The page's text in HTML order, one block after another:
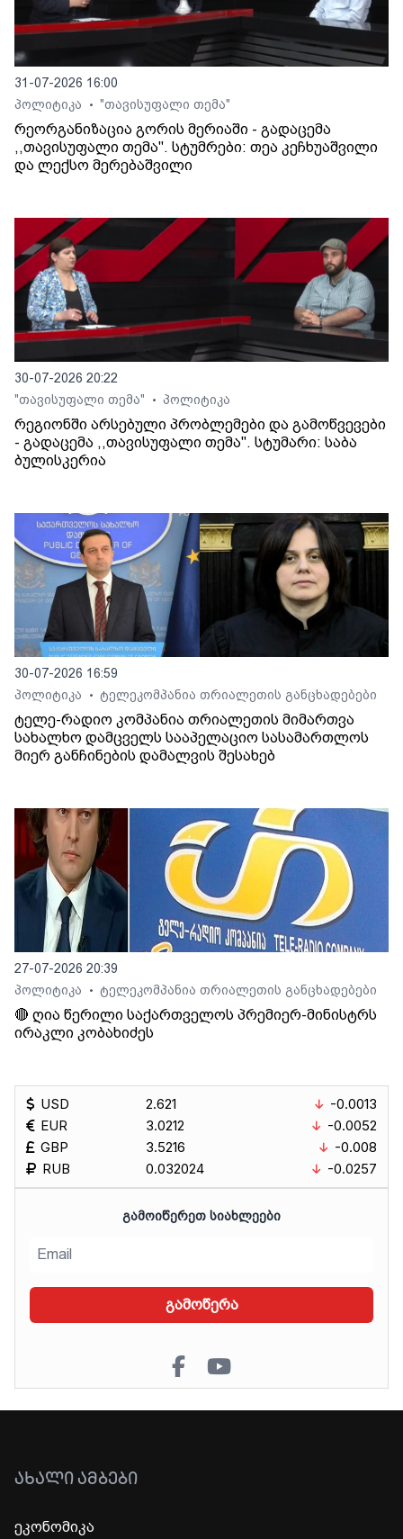
31-07-2026 16:00
პოლიტიკა
• "თავისუფალი თემა"
რეორგანიზაცია გორის მერიაში - გადაცემა
,,თავისუფალი თემა". სტუმრები: თეა კეჩხუაშვილი
და ლექსო მერებაშვილი
30-07-2026 20:22
"თავისუფალი თემა"
• პოლიტიკა
რეგიონში არსებული პრობლემები და გამოწვევები
- გადაცემა ,,თავისუფალი თემა". სტუმარი: საბა
ბულისკერია
30-07-2026 16:59
პოლიტიკა
• ტელეკომპანია თრიალეთის განცხადებები
ტელე-რადიო კომპანია თრიალეთის მიმართვა
სახალხო დამცველს სააპელაციო სასამართლოს
მიერ განჩინების დამალვის შესახებ
27-07-2026 20:39
პოლიტიკა
• ტელეკომპანია თრიალეთის განცხადებები
🔴 ღია წერილი საქართველოს პრემიერ-მინისტრს
ირაკლი კობახიძეს
USD
EUR
GBP
RUB
2.621
3.0212
3.5216
0.032024
-0.0013
-0.0052
-0.008
-0.0257
ᲒᲐᲛᲝᲘᲬᲔᲠᲔᲗ ᲡᲘᲐᲮᲚᲔᲔᲑᲘ
გამოწერა
ᲐᲮᲐᲚᲘ ᲐᲛᲑᲔᲑᲘ
ეკონომიკა